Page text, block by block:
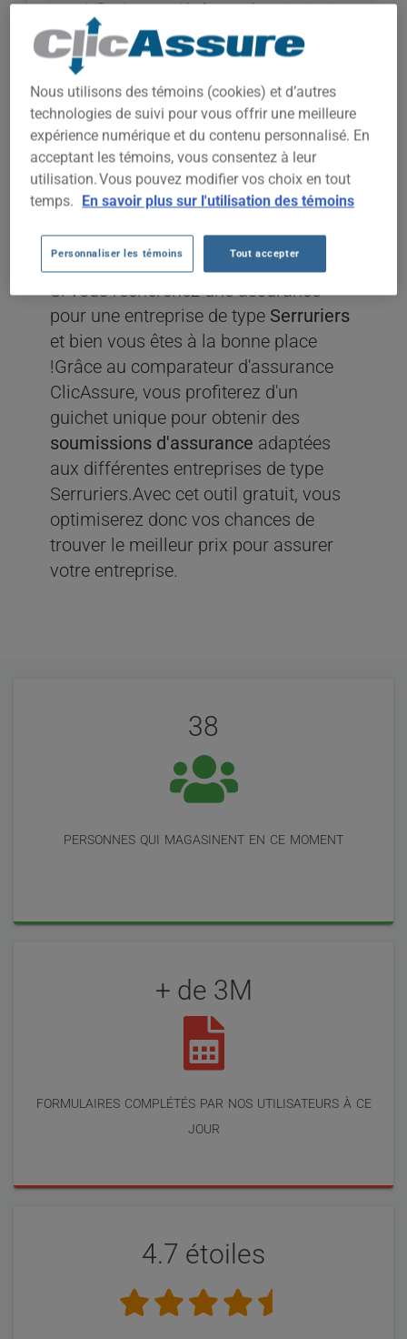
ASSURANCE
ENTREPRISE
SERRURIERS
Si vous recherchez une assurance
pour une entreprise de type Serruriers
et bien vous êtes à la bonne place
!Grâce au comparateur d'assurance
ClicAssure, vous profiterez d'un
guichet unique pour obtenir des
soumissions d'assurance adaptées
aux différentes entreprises de type
Serruriers.Avec cet outil gratuit, vous
optimiserez donc vos chances de
trouver le meilleur prix pour assurer
votre entreprise.
peuvent utiliser et conserver certains de mes renseignements, entre autres pour
améliorer la performance, l'efficacité, la fiabilité et la sécurité de leurs produits.
Confidentialité
Utilisation des témoins
38
personnes qui magasinent en ce moment
+ de 3M
formulaires complétés par nos utilisateurs à ce
jour
4.7 étoiles
Nous utilisons des témoins (cookies) et d’autres
technologies de suivi pour vous offrir une meilleure
expérience numérique et du contenu personnalisé. En
acceptant les témoins, vous consentez à leur
utilisation. Vous pouvez modifier vos choix en tout
temps. En savoir plus sur l'utilisation des témoins
Personnaliser les témoins Tout accepter